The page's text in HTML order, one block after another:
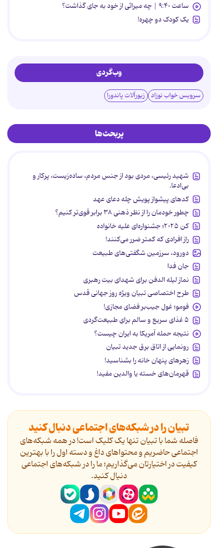
ساعت ۹:۴۰ | چه میراثی از خود به جای گذاشت؟
یک کودک دو چهره!
وب‌گردی
سرویس خواب نوزاد زیورآلات پاندورا
پربحث‌ها
شهید رئیسی، مردی بود از جنس مردم، ساده‌زیست، پرکار و
بی‌ادعا.
کدهای پیشواز پویش چله دعای عهد
چطور خودمان را از نظر ذهنی ۳۸ برابر قوی‌تر کنیم؟
کن ۲۰۲۵؛ جشنواره‌ای علیه خانواده
راز افرادی که کمتر ضرر می‌کنند!
دورود، سرزمین شگفتی‌های طبیعت
جان فدا
نماز لیله الدفن برای شهدای بیت رهبری
طرح اختصاصی تبیان ویژه روز جهانی قدس
فومو؛ غول جیب‌بر فضای مجازی!
۵ غذای سریع و سالم برای طبیعت‌گردی
نتیجه حمله آمریکا به ایران چیست؟
رونمایی از اتاق برق جدید تبیان
زهرهای پنهان خانه را بشناسید!
قهرمان‌های خسته یا والدین مفید!
تبیان را در شبکه‌های اجتماعی دنبال کنید
فاصله شما با تبیان تنها یک کلیک است! در همه شبکه‌های
اجتماعی حاضریم و محتواهای داغ و دسته اول را با بهترین
کیفیت در اختیارتان می‌گذاریم؛ ما را در شبکه‌های اجتماعی
دنیال کنید.